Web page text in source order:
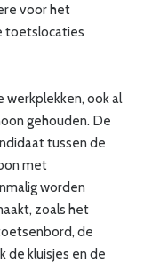
voor het
toetslocaties
werkplekken, ook al
gehouden. De
tussen de
met
worden
zoals het
de
de kluisjes en de